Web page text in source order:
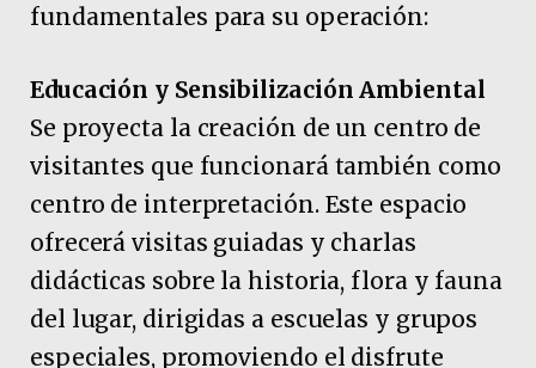
fundamentales para su operación:
Educación y Sensibilización Ambiental
Se proyecta la creación de un centro de
visitantes que funcionará también como
centro de interpretación. Este espacio
ofrecerá visitas guiadas y charlas
didácticas sobre la historia, flora y fauna
del lugar, dirigidas a escuelas y grupos
especiales, promoviendo el disfrute